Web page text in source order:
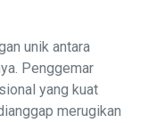
unik antara
Penggemar
yang kuat
merugikan